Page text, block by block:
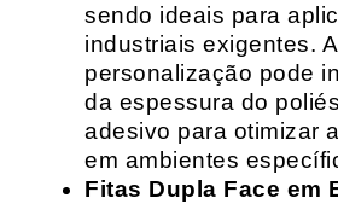
sendo ideais para
industriais exigentes. A
personalização pode
da espessura do
adesivo para otimizar
em ambientes
Fitas Dupla Face em